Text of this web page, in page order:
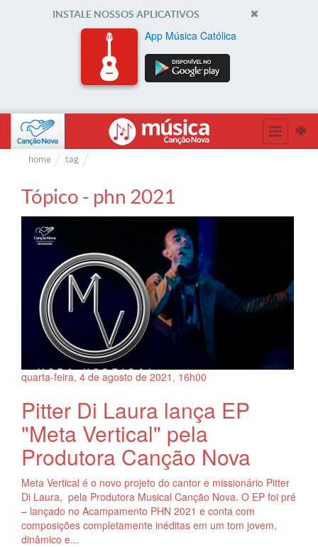
INSTALE NOSSOS APLICATIVOS
App Música Católica
home tag
Tópico - phn 2021
quarta-feira, 4 de agosto de 2021, 16h00
Pitter Di Laura lança EP
"Meta Vertical" pela
Produtora Canção Nova
Meta Vertical é o novo projeto do cantor e missionário Pitter
Di Laura, pela Produtora Musical Canção Nova. O EP foi pré
– lançado no Acampamento PHN 2021 e conta com
composições completamente inéditas em um tom jovem,
dinâmico e...